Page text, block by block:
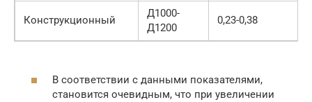
Конструкционный
Д1000-
Д1200
0,23-0,38
В соответствии с данными показателями,
становится очевидным, что при увеличении